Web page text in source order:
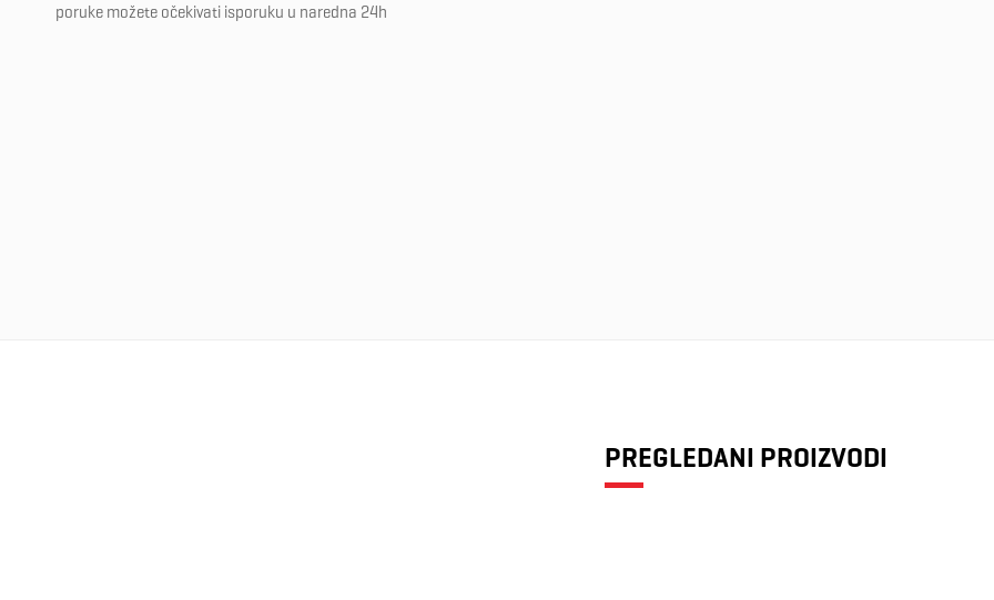
poruke možete očekivati isporuku u naredna 24h
PREGLEDANI PROIZVODI